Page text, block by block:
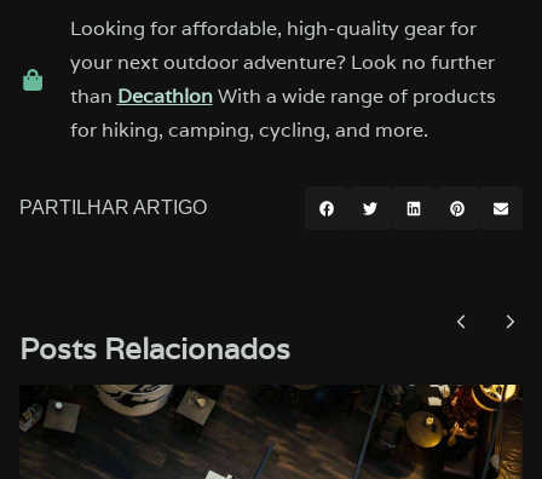
Looking for affordable, high-quality gear for
your next outdoor adventure? Look no further
than DecathlonWith a wide range of products
for hiking, camping, cycling, and more.
PARTILHAR ARTIGO
Posts Relacionados